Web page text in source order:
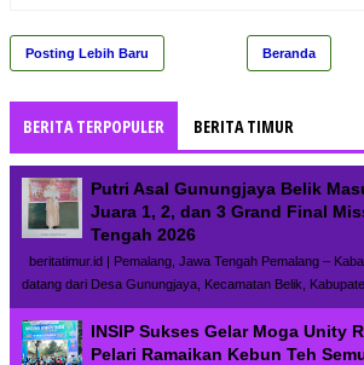
Posting Lebih Baru Beranda
BERITA TERPOPULER BERITA TIMUR
Putri Asal Gunungjaya Belik
Juara 1, 2, dan 3 Grand Final
Tengah 2026
beritatimur.id | Pemalang, Jawa Tengah Pemalang –
datang dari Desa Gunungjaya, Kecamatan Belik,
INSIP Sukses Gelar Moga Unity
Pelari Ramaikan Kebun Teh